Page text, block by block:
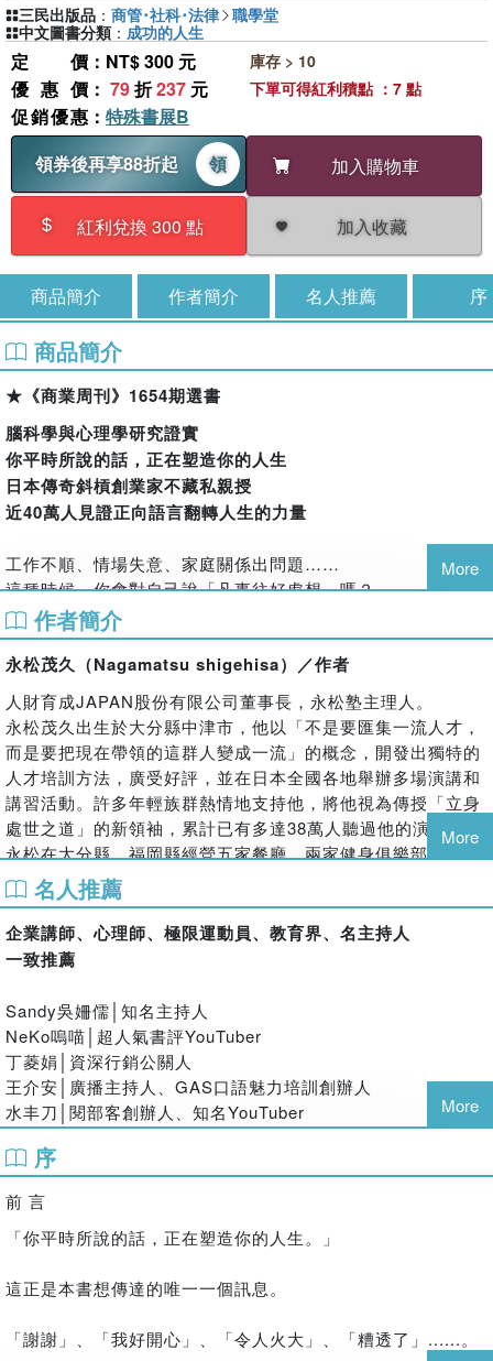
定價 ：NT$ 300 元
優惠價 ： 79折237 元
促銷優惠 ： 特殊書展B
領券後再享88折起
領 加入購物車
紅利兌換 300 點 加入收藏
庫存 > 10
下單可得紅利積點 ：7 點
三民出版品 ： 商管･社科･法律 職學堂
中文圖書分類 ： 成功的人生
商品簡介 作者簡介 名人推薦 序
商品簡介
★《商業周刊》1654期選書
腦科學與心理學研究證實
你平時所說的話，正在塑造你的人生
日本傳奇斜槓創業家不藏私親授
近40萬人見證正向語言翻轉人生的力量
工作不順、情場失意、家庭關係出問題……
這種時候，你會對自己說「凡事往好處想」嗎？
這麼想並沒有錯，但不夠！
因為腦科學與心理學研究證實──
正向思考若能化為正向語言說出來，更能加速心想事成！
本書作者永松茂久是日本知名斜槓創業家，他從潛意識的科學
研究結果中汲取精華，開發出廣受歡迎的人才培訓法，不僅讓
自己翻身為多家成功企業的創辦人，也影響了近40萬人的人生
規劃。
這套方法運用了潛意識「無條件服從語言」的特性。
我們平時所說的任何話，都是對自己的一種暗示，潛意識會進
重新塑造現實，讓我們說的話成真。
例如，當我們對自己說「真舒暢」，潛意識就會做出讓我們感
到暢快的反應；當我們說出「覺得好累」，潛意識就會誘發一
些不良的化學反應，讓我們感到疲倦。
美國有一項研究也可作為證明。該研究團隊找來12位受試者，
並分為4組，請受試者用幾個詞組造句。
其中兩組要用「滿懷期待」、「嫩葉」、「未來」、「健
康」、「好朋友」等，令人聯想到年輕人的關鍵字來造句。
剩下的兩組則是要用「白髮」、「拐杖」、「皺紋」、「全身
動彈不得」等，令人聯想到年長者的關鍵字來造句。
寫完之後，再請受試者移動到另一個場地。
結果，使用「聯想到年長者」的關鍵字那一組，走路速度竟比
使用「聯想到年輕人」的關鍵字那一組慢了許多！
這證明了，人說什麼樣的話，就會成為體現那些話的人。
具體來說，潛意識具有以下四大特徵，只要加以善用，以正向
語言來實踐，就能扭轉我們的人生！
More
作者簡介
永松茂久（Nagamatsu shigehisa）／作者
人財育成JAPAN股份有限公司董事長，永松塾主理人。
永松茂久出生於大分縣中津市，他以「不是要匯集一流人才，
而是要把現在帶領的這群人變成一流」的概念，開發出獨特的
人才培訓方法，廣受好評，並在日本全國各地舉辦多場演講和
講習活動。許多年輕族群熱情地支持他，將他視為傳授「立身
處世之道」的新領袖，累計已有多達38萬人聽過他的演講。
永松在大分縣、福岡縣經營五家餐廳、兩家健身俱樂部，並自
2017年起，在東京的麻布十番設立據點，創辦人才培訓學院
「永松塾」，服務有心從事出版業，或想成為講座課程講師、
企業教練、企管顧問的人士。
永松在這所學院當中，以「未來會議」和「湘南未來實現集
及專為有意成為指導顧問者所設計的「永松塾導師學院」、
「品牌顧問」，共計四大課程為主軸，熱心指導廣大的年輕族
群。除了經營餐廳、健身俱樂部，以及打點學院營運之外，永
松個人還跨足寫作、演講、出版企劃、活動籌辦等多項事業，
是一位「九州製造」的企業家。
著有《只有無往不利者在做的38個習慣》（PHP研究所）、
《男人的條件》、《人生迷惘時就去知覽走一趟》（以上由
KIZUNA出版社出版）、《向一流人士學修心》（神吉出
版）、《感動的條件》（長銷出版）等28冊，累計銷售量突破
百萬。
格。
https://ameblo.jp/shigenii1214/
More
名人推薦
企業講師、心理師、極限運動員、教育界、名主持人
一致推薦
Sandy吳姍儒│知名主持人
NeKo嗚喵│超人氣書評YouTuber
丁菱娟│資深行銷公關人
王介安│廣播主持人、GAS口語魅力培訓創辦人
水丰刀│閱部客創辦人、知名YouTuber
洪仲清│臨床心理師
林靜如│律師娘、暢銷作家
柴鼠兄弟│斜槓型YouTuber
陳彥博│極地超級馬拉松運動員
黃大米│暢銷作家
More
序
前 言
「你平時所說的話，正在塑造你的人生。」
這正是本書想傳達的唯一一個訊息。
「謝謝」、「我好開心」、「令人火大」、「糟透了」......。